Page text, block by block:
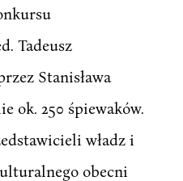
Tadeusz
Stanisława
ok. 250 śpiewaków.
władz i
obecni